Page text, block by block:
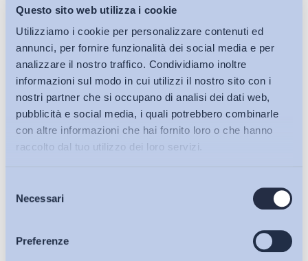
Questo sito web utilizza i cookie
Utilizziamo i cookie per personalizzare contenuti ed
annunci, per fornire funzionalità dei social media e per
analizzare il nostro traffico. Condividiamo inoltre
informazioni sul modo in cui utilizzi il nostro sito con i
nostri partner che si occupano di analisi dei dati web,
pubblicità e social media, i quali potrebbero combinarle
con altre informazioni che hai fornito loro o che hanno
raccolto dal tuo utilizzo dei loro servizi.
delNecessari
Preferenze
Bollettini ADAPT
Articoli
Altro
Modeling enrollment in and completion of vocational
education: The role of cognitive and non cognitive skills by
program type